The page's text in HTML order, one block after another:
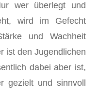
wer überlegt und
wird im Gefecht
und Wachheit
ist den Jugendlichen
dabei aber ist,
gezielt und sinnvoll